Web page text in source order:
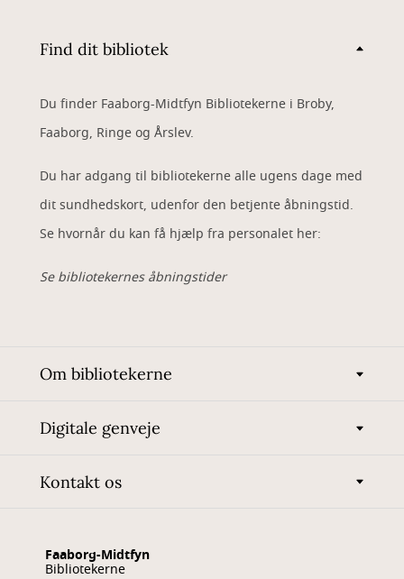
Find dit bibliotek
Du finder Faaborg-Midtfyn Bibliotekerne i Broby,
Faaborg, Ringe og Årslev.
Du har adgang til bibliotekerne alle ugens dage med
dit sundhedskort, udenfor den betjente åbningstid.
Se hvornår du kan få hjælp fra personalet her:
Se bibliotekernes åbningstider
Om bibliotekerne
Digitale genveje
Kontakt os
Faaborg-Midtfyn
Bibliotekerne